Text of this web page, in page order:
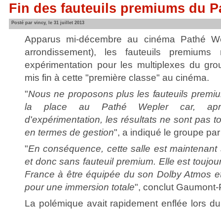
Fin des fauteuils premiums du
Posté par vincy, le 31 juillet 2013
Apparus mi-décembre au cinéma Pathé
arrondissement), les fauteuils
expérimentation pour les multiplexes du
mis fin à cette "première classe" au cinéma.
"Nous ne proposons plus les fauteuils
la place au Pathé Wepler car,
d'expérimentation, les résultats ne sont pas
en termes de gestion", a indiqué le groupe
"En conséquence, cette salle est
et donc sans fauteuil premium. Elle est
France à être équipée du son Dolby Atmos
pour une immersion totale", conclut Gaumont-
La polémique avait rapidement enflée lors